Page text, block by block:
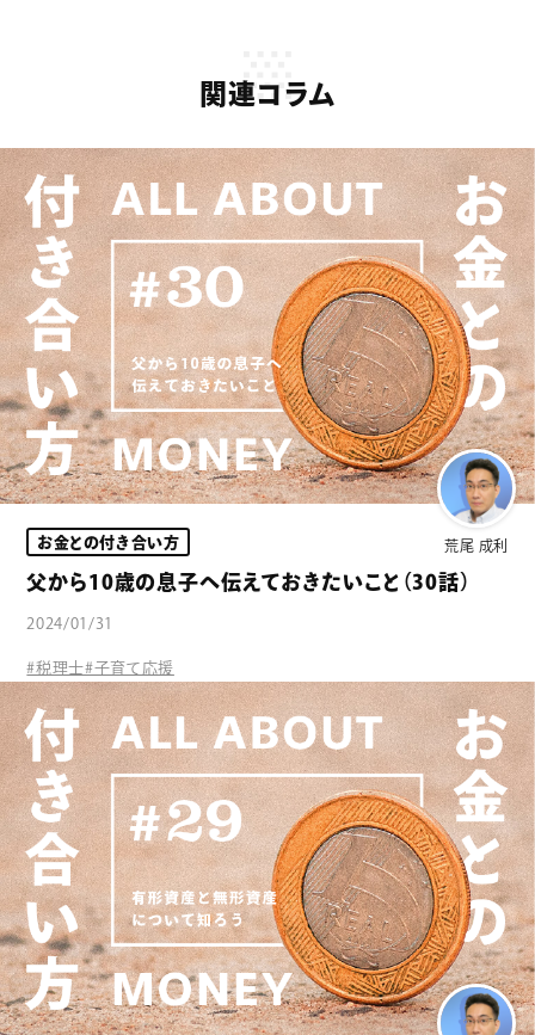
関連コラム
荒尾 成利
お金との付き合い方
父から10歳の息子へ伝えておきたいこと（30話）
2024/01/31
#税理士#子育て応援